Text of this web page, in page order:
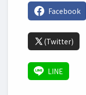
Facebook
(Twitter)
LINE